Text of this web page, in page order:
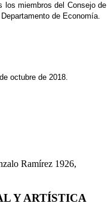
los miembros del Consejo de
de Economía.
octubre de 2018.
Ramírez 1926,
Y ARTÍSTICA